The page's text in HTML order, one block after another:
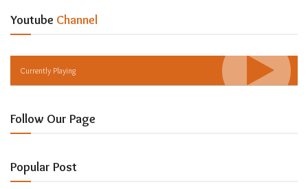
Youtube Channel
Currently Playing
Follow Our Page
Popular Post